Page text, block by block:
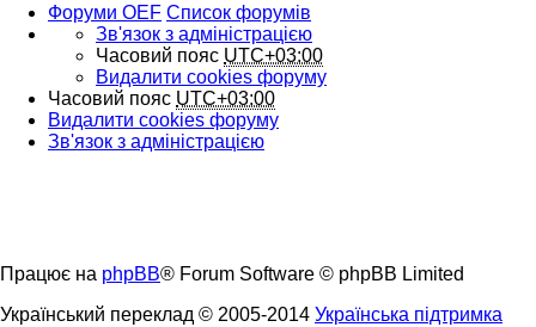
Форуми OEF Список форумів
Зв'язок з адміністрацією
Часовий пояс UTC+03:00
Видалити cookies форуму
Часовий пояс UTC+03:00
Видалити cookies форуму
Зв'язок з адміністрацією
Працює на phpBB® Forum Software © phpBB Limited
Український переклад © 2005-2014 Українська підтримка